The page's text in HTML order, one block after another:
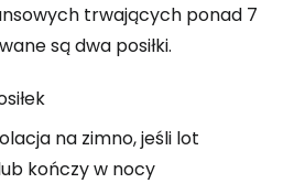
trwających ponad 7
są dwa posiłki.
na zimno, jeśli lot
kończy w nocy